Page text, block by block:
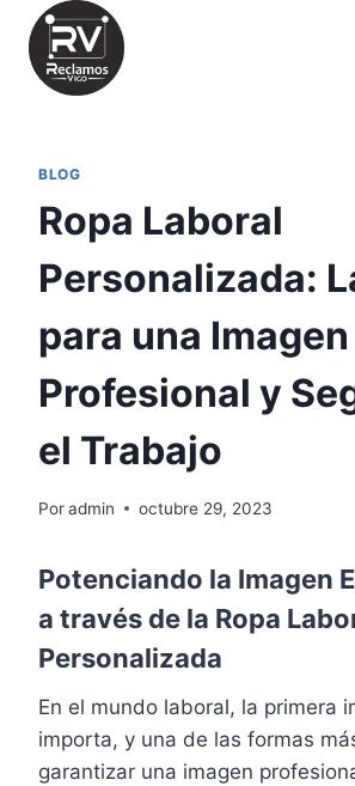
Saltar
contenido
BLOG
Ropa Laboral
Personalizada:
para una Imagen
Profesional y
el Trabajo
Poradmin octubre 29, 2023
Potenciando la Imagen
a través de la Ropa
Personalizada
En el mundo laboral, la primera
importa, y una de las formas
garantizar una imagen